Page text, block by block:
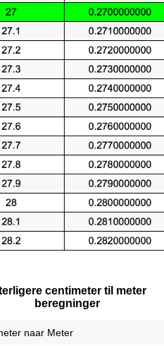
centimeter til meter
beregninger
naar Meter